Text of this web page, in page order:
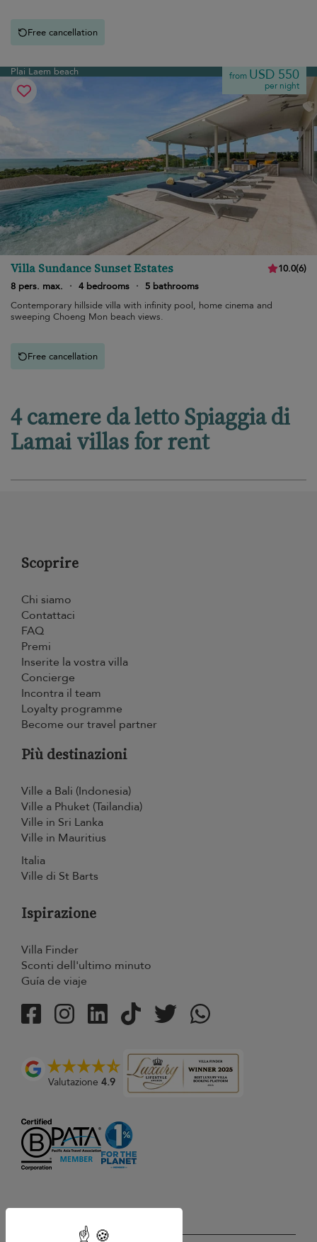
Free cancellation
Plai Laem beach from USD 550
per night
Villa Sundance Sunset Estates 10.0(6)
8 pers. max.
· 4 bedrooms ·
5 bathrooms
Contemporary hillside villa with infinity pool, home cinema and
sweeping Choeng Mon beach views.
Free cancellation
4 camere da letto Spiaggia di
Lamai villas for rent
Scoprire
Chi siamo
Contattaci
FAQ
Premi
Inserite la vostra villa
Concierge
Incontra il team
Loyalty programme
Become our travel partner
Più destinazioni
Ville a Bali (Indonesia)
Ville a Phuket (Tailandia)
Ville in Sri Lanka
Ville in Mauritius
Italia
Ville di St Barts
Ispirazione
Villa Finder
Sconti dell'ultimo minuto
Guía de viaje
Valutazione 4.9